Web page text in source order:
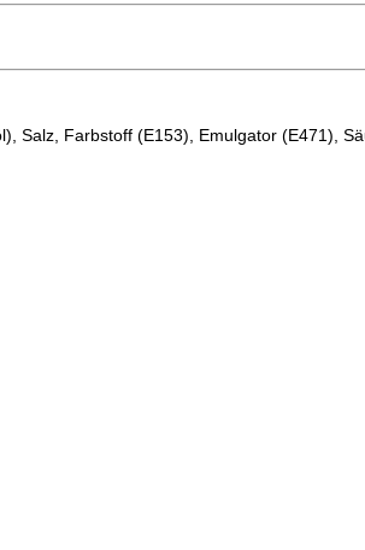
Salz, Farbstoff (E153), Emulgator (E471),